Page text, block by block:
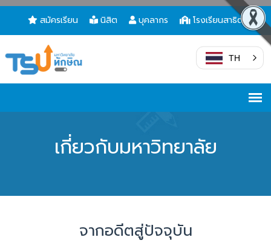
สมัครเรียน นิสิต บุคลากร โรงเรียนสาธิต
TH
เกี่ยวกับมหาวิทยาลัย
จากอดีตสู่ปัจจุบัน